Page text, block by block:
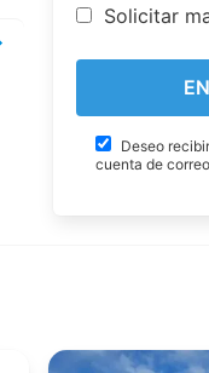
Solicitar
Deseo
cuenta de correo